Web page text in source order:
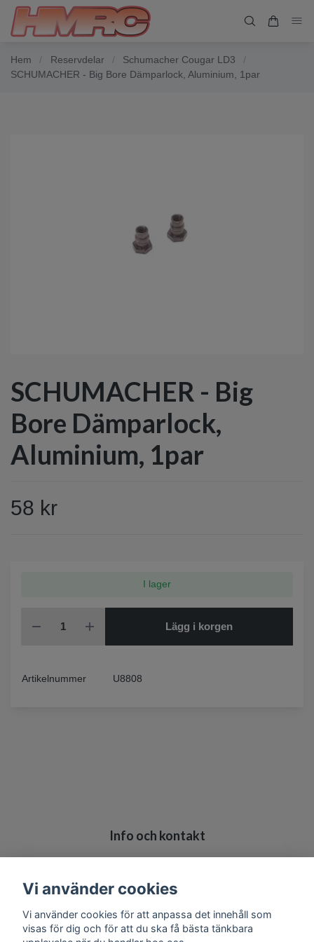
Hem / Reservdelar / Schumacher Cougar LD3
/
SCHUMACHER - Big Bore Dämparlock, Aluminium, 1par
SCHUMACHER - Big
Bore Dämparlock,
Aluminium, 1par
58 kr
I lager
Lägg i korgen
Artikelnummer U8808
Info och kontakt
Kontakt
Vi använder cookies
Vi använder cookies för att anpassa det innehåll som
visas för dig och för att du ska få bästa tänkbara